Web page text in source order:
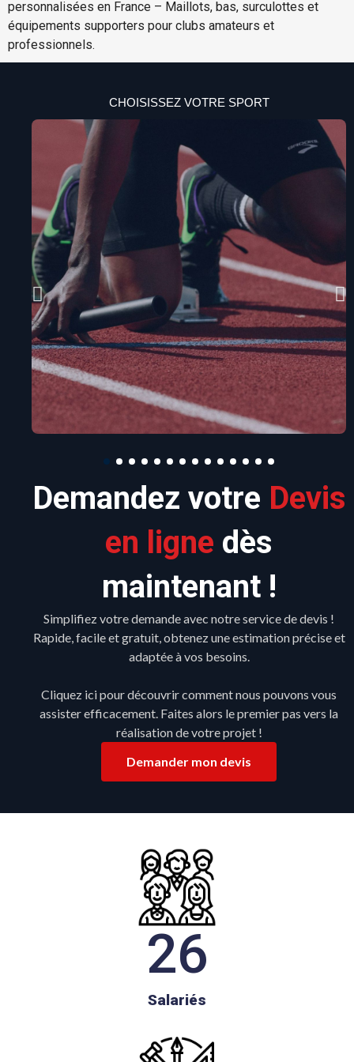
personnalisées en France – Maillots, bas, surculottes et
équipements supporters pour clubs amateurs et
professionnels.
CHOISISSEZ VOTRE SPORT
Demandez votre Devis
en ligne dès
maintenant !
Simplifiez votre demande avec notre service de devis !
Rapide, facile et gratuit, obtenez une estimation précise et
adaptée à vos besoins.
Cliquez ici pour découvrir comment nous pouvons vous
assister efficacement. Faites alors le premier pas vers la
réalisation de votre projet !
Demander mon devis
26
Salariés